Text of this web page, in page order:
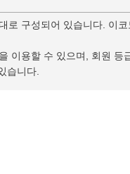
구성되어 있습니다. 이
이용할 수 있으며, 회원
습니다.